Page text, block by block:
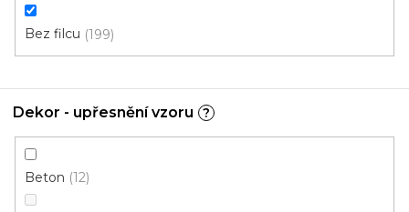
Bez filcu 199
Dekor - upřesnění vzoru ?
Beton 12
Akce